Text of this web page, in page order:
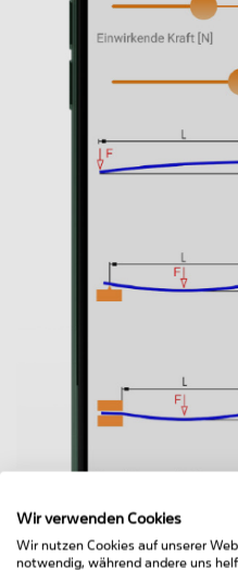
Wir verwenden Cookies
Wir nutzen Cookies auf unserer
notwendig, während andere uns